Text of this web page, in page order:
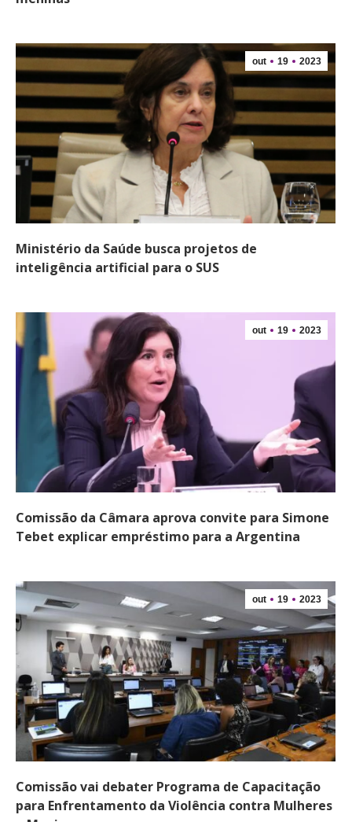
out 19 2023
Ministério da Saúde busca projetos de
inteligência artificial para o SUS
out 19 2023
Comissão da Câmara aprova convite para Simone
Tebet explicar empréstimo para a Argentina
out 19 2023
Comissão vai debater Programa de Capacitação
para Enfrentamento da Violência contra Mulheres